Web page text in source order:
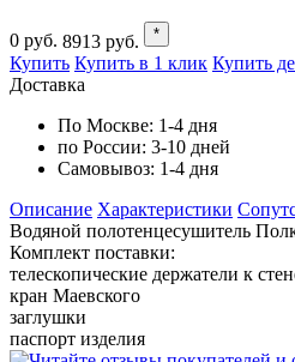
0 руб. 8913 руб. *
Купить Купить в 1 клик Купить
Доставка
По Москве: 1-4 дня
по России: 3-10 дней
Самовывоз: 1-4 дня
Описание Характеристики
Водяной полотенцесушитель
Комплект поставки:
телескопические держатели к
кран Маевского
заглушки
паспорт изделия